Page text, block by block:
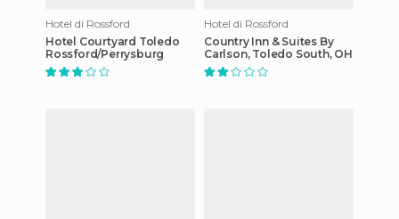
Hotel di Rossford
Hotel Courtyard Toledo
Rossford/Perrysburg
Hotel di Rossford
Country Inn & Suites By
Carlson, Toledo South, OH